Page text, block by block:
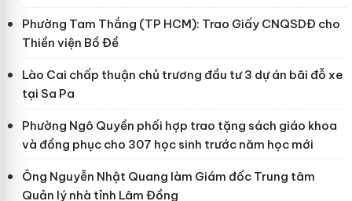
Phường Tam Thắng (TP HCM): Trao Giấy CNQSDĐ cho
Thiền viện Bồ Đề
Lào Cai chấp thuận chủ trương đầu tư 3 dự án bãi đỗ xe
tại Sa Pa
Phường Ngô Quyền phối hợp trao tặng sách giáo khoa
và đồng phục cho 307 học sinh trước năm học mới
Ông Nguyễn Nhật Quang làm Giám đốc Trung tâm
Quản lý nhà tỉnh Lâm Đồng